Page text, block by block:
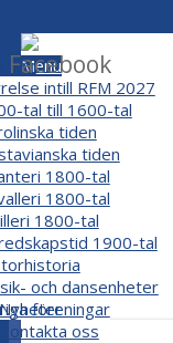
Menu
oss
intill RFM 2027
tal till 1600-tal
tiden
tiden
1800-tal
1800-tal
1800-tal
1900-tal
och dansenheter
föreningar
oss
Facebook